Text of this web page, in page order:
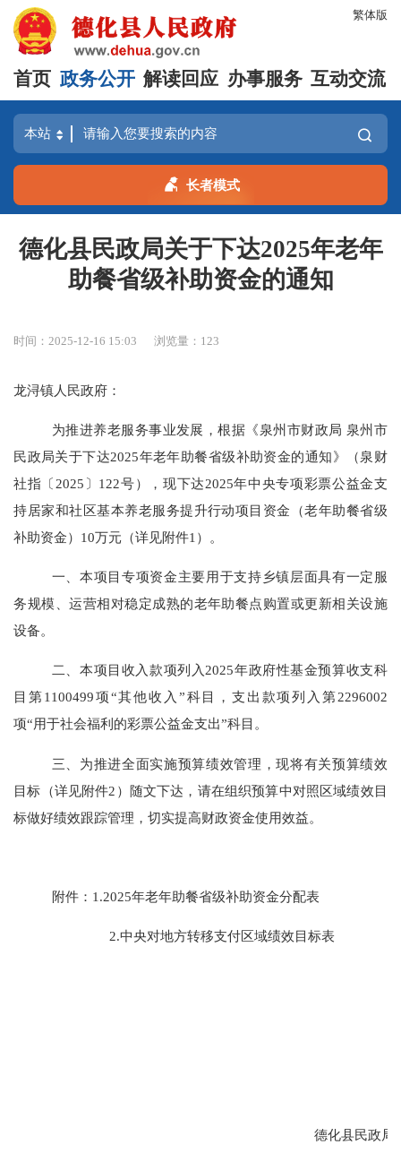
繁体版
首页 政务公开 解读回应 办事服务 互动交流
长者模式
德化县民政局关于下达2025年老年
助餐省级补助资金的通知
时间：2025-12-16 15:03 浏览量： 123
龙浔镇人民政府 ：
为推进养老服务事业发展，根据《泉州市财政局 泉州市
民政局关于下达2025年老年助餐省级补助资金的通知》 （泉财
社指〔 2025 〕 122号） ，现下达2025年中央专项彩票公益金支
持居家和社区基本养老服务提升行动项目资金
（老年助餐省级
补助资金） 10万元 （详见附件1 ） 。
一、本项目专项资金主要用于支持乡镇层面具有一定服
务规模、运营相对稳定成熟的老年助餐点购置或更新相关设施
设备。
二、本项目收入款项列入2025年政府性基金预算收支科
目第1100499项“其他收入”科目，支出款项列入第2296002
项“用于社会福利的彩票公益金支出”科目。
三、 为推进全面实施预算绩效管理，现将有关预算绩效
目标 （详见附件2 ） 随文下达，请在组织预算中对照区域绩效目
标做好绩效跟踪管理，切实提高财政资金使用效益。
附件： 1.2025年老年助餐省级补助资金分配表
2.中央对地方转移支付区域绩效目标表
德化县民政局